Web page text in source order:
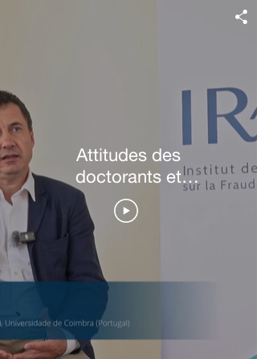
Attitudes des
doctorants et
encadrants d’Ecoles
doctorales face à l'IA